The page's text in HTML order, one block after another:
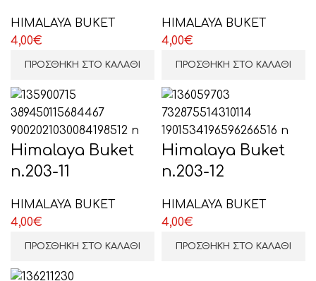
HIMALAYA BUKET
4,00€
ΠΡΟΣΘΉΚΗ ΣΤΟ ΚΑΛΆΘΙ
HIMALAYA BUKET
4,00€
ΠΡΟΣΘΉΚΗ ΣΤΟ ΚΑΛΆΘΙ
Himalaya Buket
n.203-11
HIMALAYA BUKET
4,00€
ΠΡΟΣΘΉΚΗ ΣΤΟ ΚΑΛΆΘΙ
Himalaya Buket
n.203-12
HIMALAYA BUKET
4,00€
ΠΡΟΣΘΉΚΗ ΣΤΟ ΚΑΛΆΘΙ